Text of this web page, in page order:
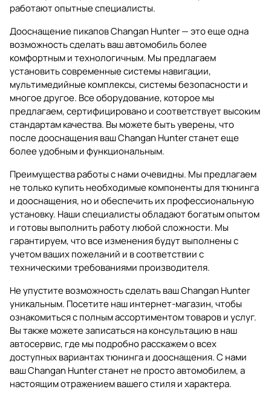
работают опытные специалисты.
Дооснащение пикапов Changan Hunter — это еще одна
возможность сделать ваш автомобиль более
комфортным и технологичным. Мы предлагаем
установить современные системы навигации,
мультимедийные комплексы, системы безопасности и
многое другое. Все оборудование, которое мы
предлагаем, сертифицировано и соответствует высоким
стандартам качества. Вы можете быть уверены, что
после дооснащения ваш Changan Hunter станет еще
более удобным и функциональным.
Преимущества работы с нами очевидны. Мы предлагаем
не только купить необходимые компоненты для тюнинга
и дооснащения, но и обеспечить их профессиональную
установку. Наши специалисты обладают богатым опытом
и готовы выполнить работу любой сложности. Мы
гарантируем, что все изменения будут выполнены с
учетом ваших пожеланий и в соответствии с
техническими требованиями производителя.
Не упустите возможность сделать ваш Changan Hunter
уникальным. Посетите наш интернет-магазин, чтобы
ознакомиться с полным ассортиментом товаров и услуг.
Вы также можете записаться на консультацию в наш
автосервис, где мы подробно расскажем о всех
доступных вариантах тюнинга и дооснащения. С нами
ваш Changan Hunter станет не просто автомобилем, а
настоящим отражением вашего стиля и характера.